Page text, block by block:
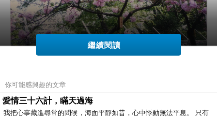
繼續閱讀
你可能感興趣的文章
愛情三十六計，瞞天過海
我把心事藏進尋常的問候，海面平靜如昔，心中悸動無法平息。 只有